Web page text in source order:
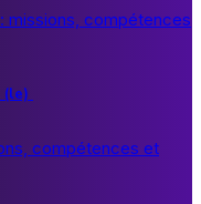
(le)